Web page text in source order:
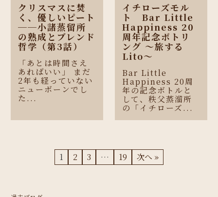
クリスマスに焚
く、優しいピート
──小諸蒸留所
の熟成とブレンド
哲学（第3話）
「あとは時間さえ
あればいい」 まだ
2年も経っていない
ニューボーンでし
た...
イチローズモル
ト Bar Little
Happiness 20
周年記念ボトリ
ング 〜旅する
Lito〜
Bar Little
Happiness 20周
年の記念ボトルと
して、秩父蒸溜所
の「イチローズ...
1 2 3 … 19 次へ »